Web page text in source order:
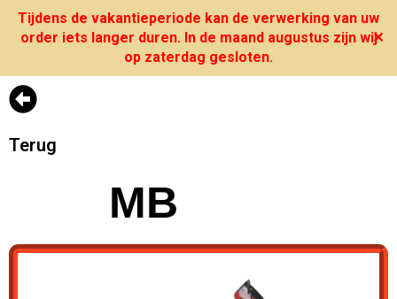
Tijdens de vakantieperiode kan de verwerking van uw
order iets langer duren. In de maand augustus zijn wij
op zaterdag gesloten.
✕
Terug
MB